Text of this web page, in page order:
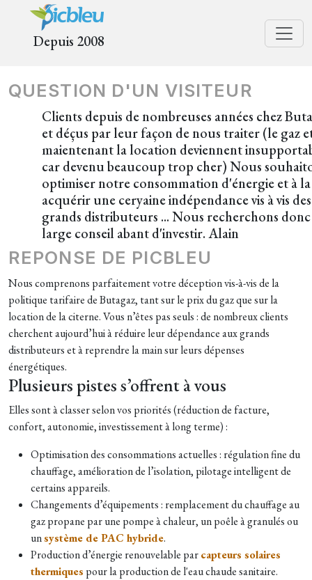
Depuis 2008
QUESTION D'UN VISITEUR
Clients depuis de nombreuses années chez
et déçus par leur façon de nous traiter (le gaz
maientenant la location deviennent
car devenu beaucoup trop cher) Nous
optimiser notre consommation d'énergie et à
acquérir une ceryaine indépendance vis à vis des
grands distributeurs ... Nous recherchons
large conseil abant d'investir. Alain
REPONSE DE PICBLEU
Nous comprenons parfaitement votre déception vis-à-vis de la
politique tarifaire de Butagaz, tant sur le prix du gaz que sur la
location de la citerne. Vous n’êtes pas seuls : de nombreux clients
cherchent aujourd’hui à réduire leur dépendance aux grands
distributeurs et à reprendre la main sur leurs dépenses
énergétiques.
Plusieurs pistes s’offrent à vous
Elles sont à classer selon vos priorités (réduction de facture,
confort, autonomie, investissement à long terme) :
Optimisation des consommations actuelles : régulation fine du
chauffage, amélioration de l’isolation, pilotage intelligent de
certains appareils.
Changements d’équipements : remplacement du chauffage au
gaz propane par une pompe à chaleur, un poêle à granulés ou
unsystème de PAC hybride.
Production d’énergie renouvelable parcapteurs solaires
thermiques pour la production de l'eau chaude sanitaire.